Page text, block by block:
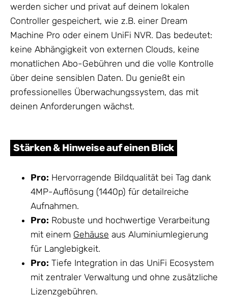
werden sicher und privat auf deinem lokalen
Controller gespeichert, wie z.B. einer Dream
Machine Pro oder einem UniFi NVR. Das bedeutet:
keine Abhängigkeit von externen Clouds, keine
monatlichen Abo-Gebühren und die volle Kontrolle
über deine sensiblen Daten. Du genießt ein
professionelles Überwachungssystem, das mit
deinen Anforderungen wächst.
Stärken & Hinweise auf einen Blick
Pro: Hervorragende Bildqualität bei Tag dank
4MP-Auflösung (1440p) für detailreiche
Aufnahmen.
Pro: Robuste und hochwertige Verarbeitung
mit einem Gehäuse aus Aluminiumlegierung
für Langlebigkeit.
Pro: Tiefe Integration in das UniFi Ecosystem
mit zentraler Verwaltung und ohne zusätzliche
Lizenzgebühren.